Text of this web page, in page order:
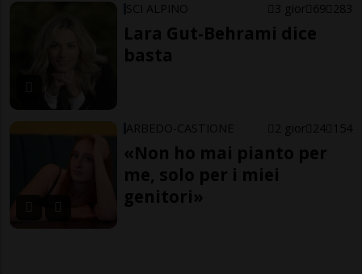
SCI ALPINO 3 gior 69 283
Lara Gut-Behrami dice
basta
ARBEDO-CASTIONE 2 gior 24 154
«Non ho mai pianto per
me, solo per i miei
genitori»